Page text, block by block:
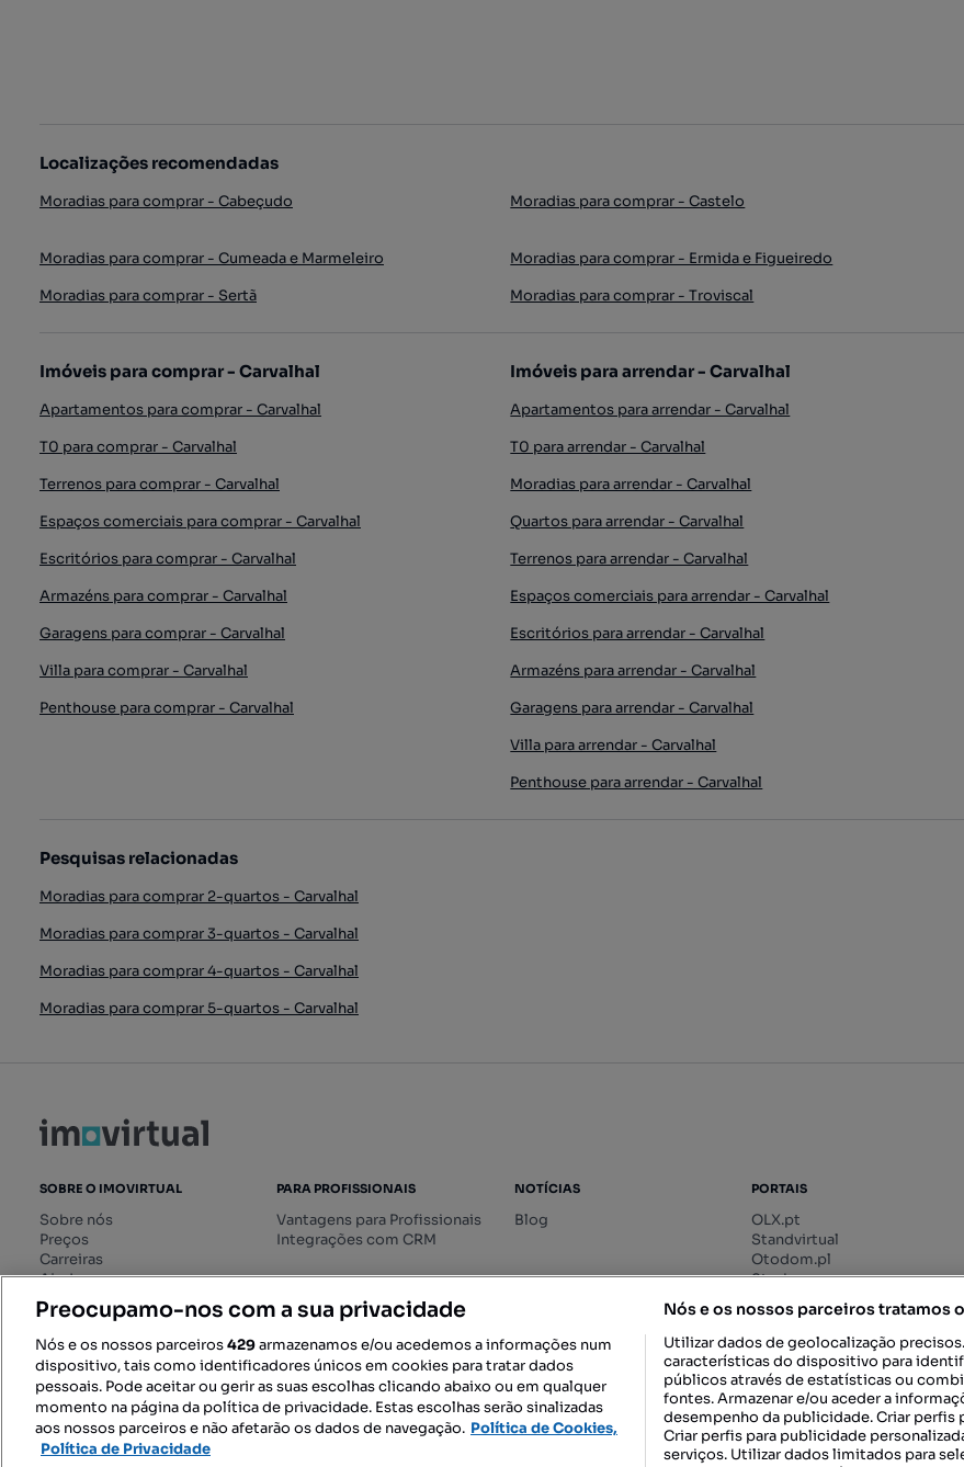
Localizações recomendadas
Moradias para comprar - Cabeçudo Moradias para comprar - Castelo
Moradias para comprar - Cumeada e Marmeleiro
Moradias para comprar - Ermida e Figueiredo
Moradias para comprar - Sertã
Moradias para comprar - Troviscal
Imóveis para comprar - Carvalhal
Apartamentos para comprar - Carvalhal
T0 para comprar - Carvalhal
Terrenos para comprar - Carvalhal
Espaços comerciais para comprar - Carvalhal
Escritórios para comprar - Carvalhal
Armazéns para comprar - Carvalhal
Garagens para comprar - Carvalhal
Villa para comprar - Carvalhal
Penthouse para comprar - Carvalhal
Imóveis para arrendar - Carvalhal
Apartamentos para arrendar - Carvalhal
T0 para arrendar - Carvalhal
Moradias para arrendar - Carvalhal
Quartos para arrendar - Carvalhal
Terrenos para arrendar - Carvalhal
Espaços comerciais para arrendar - Carvalhal
Escritórios para arrendar - Carvalhal
Armazéns para arrendar - Carvalhal
Garagens para arrendar - Carvalhal
Villa para arrendar - Carvalhal
Penthouse para arrendar - Carvalhal
Pesquisas relacionadas
Moradias para comprar 2-quartos - Carvalhal
Moradias para comprar 3-quartos - Carvalhal
Moradias para comprar 4-quartos - Carvalhal
Moradias para comprar 5-quartos - Carvalhal
SOBRE O IMOVIRTUAL
Sobre nós
Preços
Carreiras
Ajuda
Livro de Reclamações online
Regulamento dos Serviços
Digitais
PARA PROFISSIONAIS
Vantagens para Profissionais
Integrações com CRM
NOTÍCIAS
Blog
PORTAIS
OLX.pt
Standvirtual
Otodom.pl
Storia.ro
SIGA-NOS: DESCARREGAR NA:
Preocupamo-nos com a sua privacidade
Nós e os nossos parceiros429armazenamos e/ou acedemos a informações num
dispositivo, tais como identificadores únicos em cookies para tratar dados
pessoais. Pode aceitar ou gerir as suas escolhas clicando abaixo ou em qualquer
momento na página da política de privacidade. Estas escolhas serão sinalizadas
aos nossos parceiros e não afetarão os dados de navegação. Política de Cookies,
Política de Privacidade
Nós e os nossos parceiros tratamos
Utilizar dados de geolocalização
características do dispositivo para
públicos através de estatísticas ou
fontes. Armazenar e/ou aceder a
desempenho da publicidade. Criar perfis
Criar perfis para publicidade
serviços. Utilizar dados limitados para